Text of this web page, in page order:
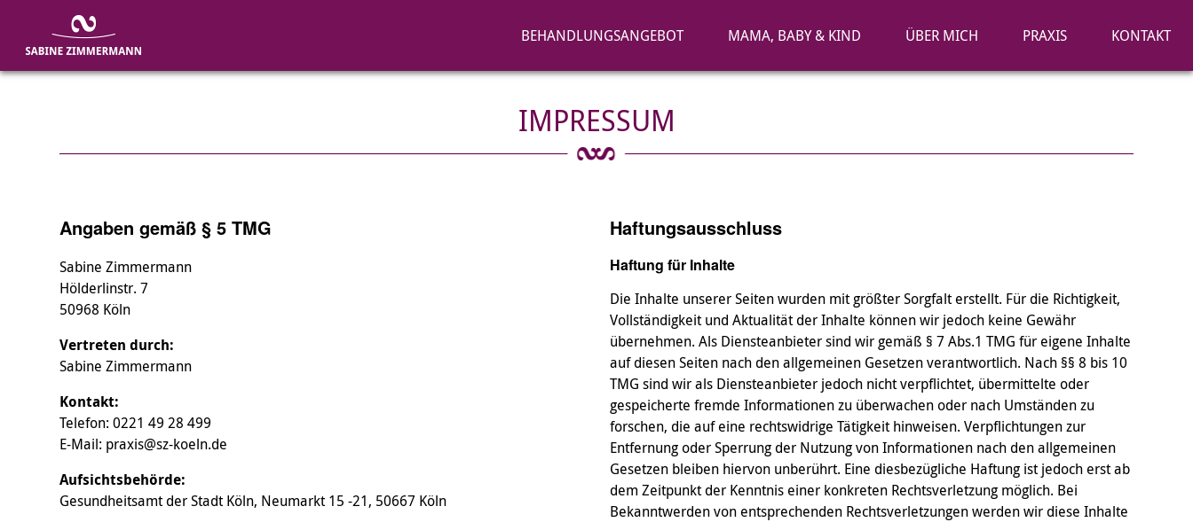
BEHANDLUNGSANGEBOT MAMA, BABY & KIND ÜBER MICH PRAXIS KONTAKT
IMPRESSUM
Angaben gemäß § 5 TMG
Sabine Zimmermann
Hölderlinstr. 7
50968 Köln
Vertreten durch:
Sabine Zimmermann
Kontakt:
Telefon: 0221 49 28 499
E-Mail: praxis@sz-koeln.de
Aufsichtsbehörde:
Gesundheitsamt der Stadt Köln, Neumarkt 15 -21, 50667 Köln
Haftungsausschluss
Haftung für Inhalte
Die Inhalte unserer Seiten wurden mit größter Sorgfalt erstellt. Für die Richtigkeit,
Vollständigkeit und Aktualität der Inhalte können wir jedoch keine Gewähr
übernehmen. Als Diensteanbieter sind wir gemäß § 7 Abs.1 TMG für eigene Inhalte
auf diesen Seiten nach den allgemeinen Gesetzen verantwortlich. Nach §§ 8 bis 10
TMG sind wir als Diensteanbieter jedoch nicht verpflichtet, übermittelte oder
gespeicherte fremde Informationen zu überwachen oder nach Umständen zu
forschen, die auf eine rechtswidrige Tätigkeit hinweisen. Verpflichtungen zur
Entfernung oder Sperrung der Nutzung von Informationen nach den allgemeinen
Gesetzen bleiben hiervon unberührt. Eine diesbezügliche Haftung ist jedoch erst ab
dem Zeitpunkt der Kenntnis einer konkreten Rechtsverletzung möglich. Bei
Bekanntwerden von entsprechenden Rechtsverletzungen werden wir diese Inhalte